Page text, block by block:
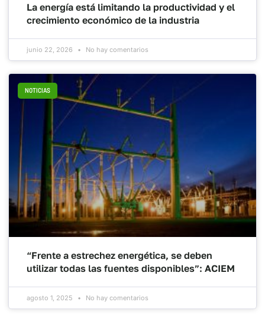
La energía está limitando la productividad y el
crecimiento económico de la industria
junio 22, 2026 No hay comentarios
NOTICIAS
“Frente a estrechez energética, se deben
utilizar todas las fuentes disponibles”: ACIEM
agosto 1, 2025 No hay comentarios